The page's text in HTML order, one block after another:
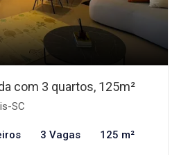
com 3 quartos, 125m²
SC
3 Vagas 125 m²